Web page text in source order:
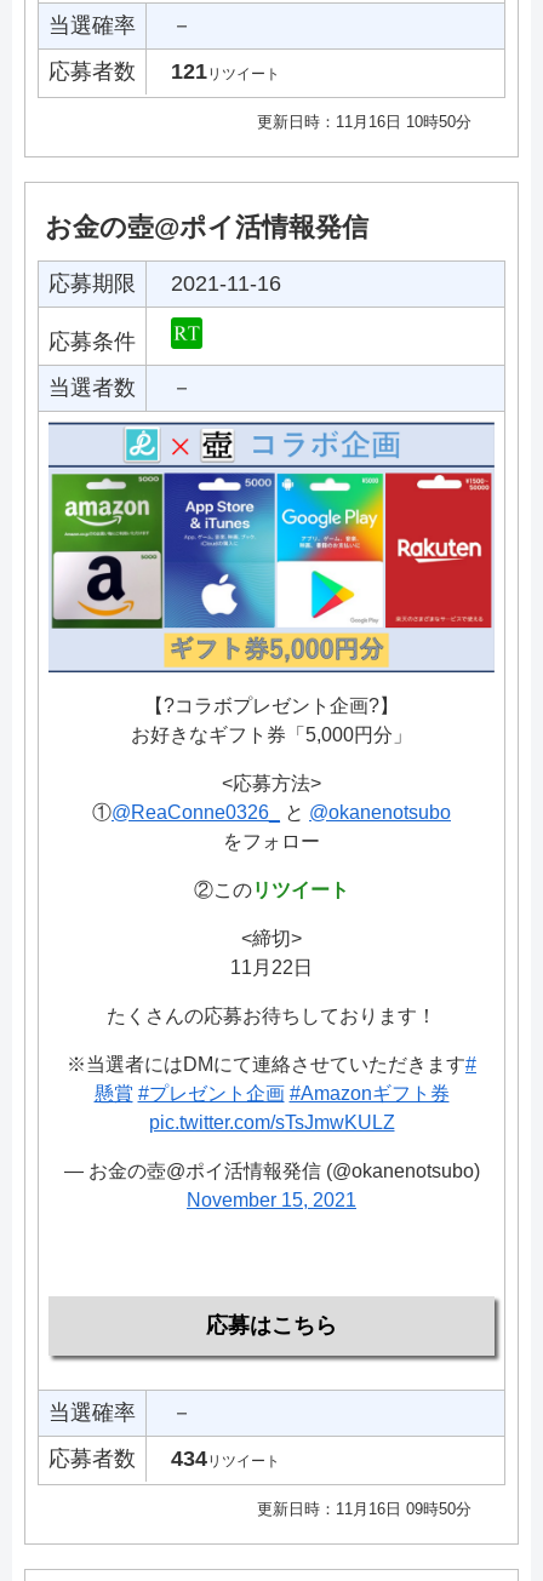
当選確率
－
応募者数
121リツイート
更新日時：11月16日 10時50分
お金の壺@ポイ活情報発信
応募期限 2021-11-16
応募条件
当選者数
－
【?コラボプレゼント企画?】
お好きなギフト券「5,000円分」
<応募方法>
①@ReaConne0326_ と @okanenotsubo
をフォロー
②このリツイート
<締切>
11月22日
たくさんの応募お待ちしております！
※当選者にはDMにて連絡させていただきます#
懸賞 #プレゼント企画 #Amazonギフト券
pic.twitter.com/sTsJmwKULZ
— お金の壺@ポイ活情報発信 (@okanenotsubo)
November 15, 2021
応募はこちら
当選確率
－
応募者数
434リツイート
更新日時：11月16日 09時50分